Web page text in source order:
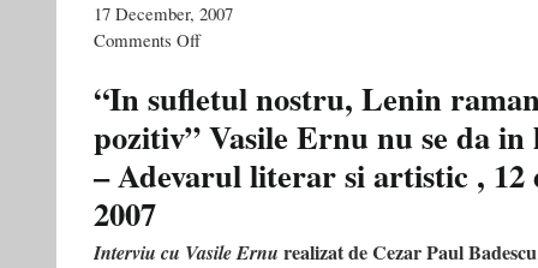
17 December, 2007
Comments Offon
сортир
Komersant
Журнал
49(753)
“In sufletul nostru, Lenin
pozitiv” Vasile Ernu nu se da
– Adevarul literar si artistic , 12
2007
Interviu cu Vasile Ernu realizat de Cezar Paul Badescu